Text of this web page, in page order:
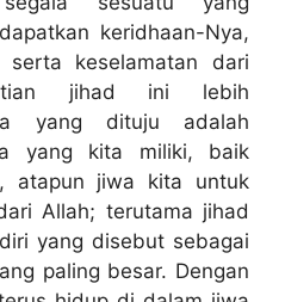
keridhaan-Nya,
serta keselamatan dari
jihad ini lebih
yang dituju adalah
yang kita miliki, baik
atapun jiwa kita untuk
Allah; terutama jihad
yang disebut sebagai
paling besar. Dengan